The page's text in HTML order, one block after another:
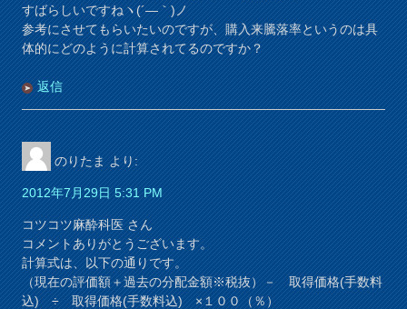
すばらしいですねヽ(´―｀)ノ
参考にさせてもらいたいのですが、購入来騰落率というのは具
体的にどのように計算されてるのですか？
返信
のりたま より:
2012年7月29日 5:31 PM
コツコツ麻酔科医 さん
コメントありがとうございます。
計算式は、以下の通りです。
（現在の評価額＋過去の分配金額※税抜）－ 取得価格(手数料
込) ÷ 取得価格(手数料込) ×１００（％）